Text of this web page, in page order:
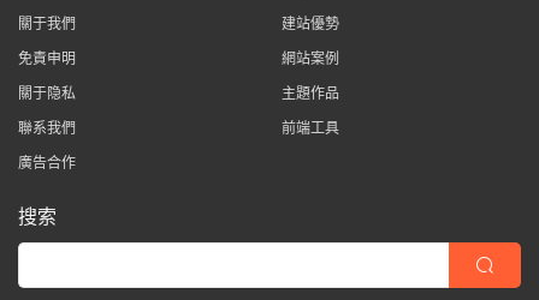
關于我們
免責申明
關于隐私
聯系我們
廣告合作
建站優勢
網站案例
主題作品
前端工具
搜索